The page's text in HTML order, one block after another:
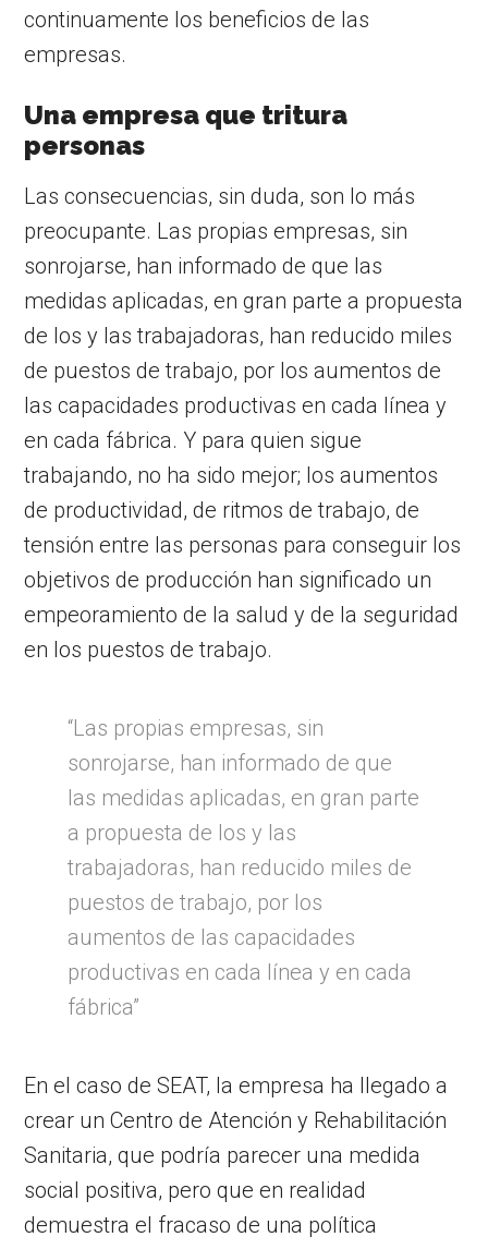
continuamente los beneficios de las
empresas.
Una empresa que tritura
personas
Las consecuencias, sin duda, son lo más
preocupante. Las propias empresas, sin
sonrojarse, han informado de que las
medidas aplicadas, en gran parte a propuesta
de los y las trabajadoras, han reducido miles
de puestos de trabajo, por los aumentos de
las capacidades productivas en cada línea y
en cada fábrica. Y para quien sigue
trabajando, no ha sido mejor; los aumentos
de productividad, de ritmos de trabajo, de
tensión entre las personas para conseguir los
objetivos de producción han significado un
empeoramiento de la salud y de la seguridad
en los puestos de trabajo.
“Las propias empresas, sin
sonrojarse, han informado de que
las medidas aplicadas, en gran parte
a propuesta de los y las
trabajadoras, han reducido miles de
puestos de trabajo, por los
aumentos de las capacidades
productivas en cada línea y en cada
fábrica”
En el caso de SEAT, la empresa ha llegado a
crear un Centro de Atención y Rehabilitación
Sanitaria, que podría parecer una medida
social positiva, pero que en realidad
demuestra el fracaso de una política